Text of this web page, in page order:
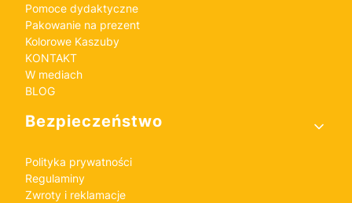
Pomoce dydaktyczne
Pakowanie na prezent
Kolorowe Kaszuby
KONTAKT
W mediach
BLOG
Bezpieczeństwo
Polityka prywatności
Regulaminy
Zwroty i reklamacje